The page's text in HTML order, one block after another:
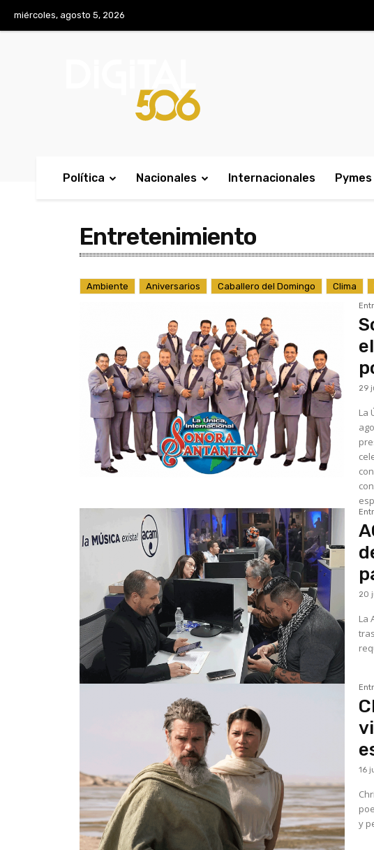
miércoles, agosto 5, 2026
Política Nacionales Internacionales Pymes
Entretenimiento
Ambiente Aniversarios Caballero del Domingo Clima
29
La
20
La
16
y